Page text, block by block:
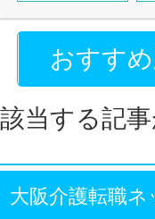
おすす
該当する記
大阪介護転職ネ